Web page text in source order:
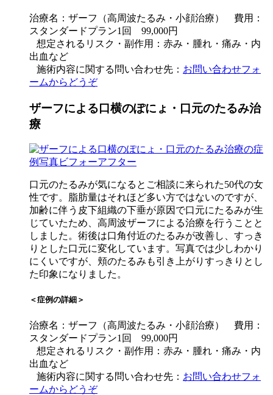
治療名：ザーフ（高周波たるみ・小顔治療） 費用：
スタンダードプラン1回 99,000円
想定されるリスク・副作用：赤み・腫れ・痛み・内
出血など
施術内容に関する問い合わせ先： お問い合わせフォ
ームからどうぞ
ザーフによる口横のぽにょ・口元のたるみ治
療
口元のたるみが気になるとご相談に来られた50代の女
性です。脂肪量はそれほど多い方ではないのですが、
加齢に伴う皮下組織の下垂が原因で口元にたるみが生
じていたため、高周波ザーフによる治療を行うことと
しました。術後は口角付近のたるみが改善し、すっき
りとした口元に変化しています。写真では少しわかり
にくいですが、頬のたるみも引き上がりすっきりとし
た印象になりました。
＜症例の詳細＞
治療名：ザーフ（高周波たるみ・小顔治療） 費用：
スタンダードプラン1回 99,000円
想定されるリスク・副作用：赤み・腫れ・痛み・内
出血など
施術内容に関する問い合わせ先： お問い合わせフォ
ームからどうぞ